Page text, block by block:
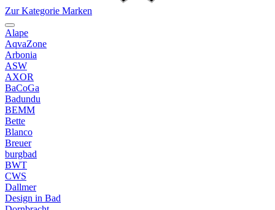
Zur Kategorie Marken
Alape
AqvaZone
Arbonia
ASW
AXOR
BaCoGa
Badundu
BEMM
Bette
Blanco
Breuer
burgbad
BWT
CWS
Dallmer
Design in Bad